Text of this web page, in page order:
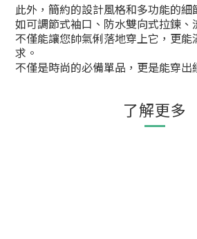
此外，簡約的設計風格和多功能的細
如可調節式袖口、防水雙向式拉鍊、
不僅能讓您帥氣俐落地穿上它，更
求。
不僅是時尚的必備單品，更是能穿出
了解更多